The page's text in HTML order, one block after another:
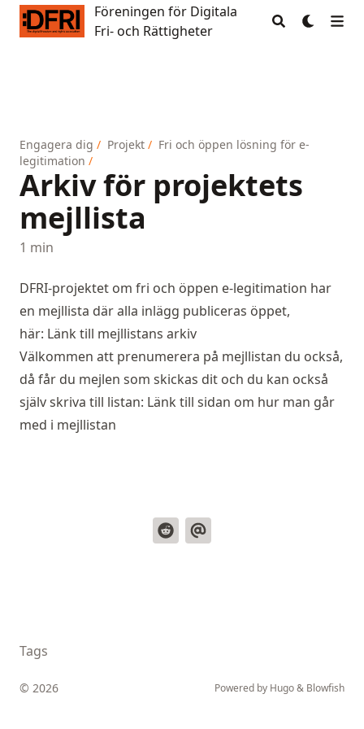
Föreningen för Digitala Fri- och Rättigheter
Föreningen för Digitala
Fri- och Rättigheter
Engagera dig / Projekt / Fri och öppen lösning för e-
legitimation /
Arkiv för projektets
mejllista
1 min
DFRI-projektet om fri och öppen e-legitimation har
en mejllista där alla inlägg publiceras öppet,
här: Länk till mejllistans arkiv
Välkommen att prenumerera på mejllistan du också,
då får du mejlen som skickas dit och du kan också
själv skriva till listan: Länk till sidan om hur man går
med i mejllistan
Tags
© 2026 Powered by Hugo& Blowfish